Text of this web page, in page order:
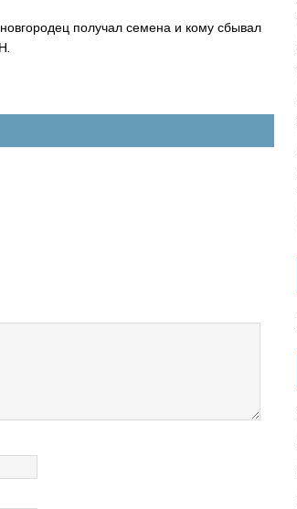
получал семена и кому сбывал